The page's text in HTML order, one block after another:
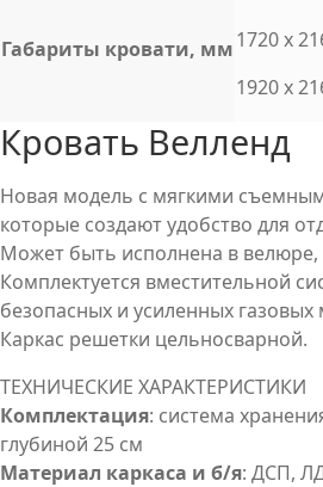
Габариты кровати, мм1720 x
1920 x
Кровать Велленд
Новая модель с мягкими
которые создают удобство для
Может быть исполнена в
Комплектуется вместительной
безопасных и усиленных
Каркас решетки цельносварной.
ТЕХНИЧЕСКИЕ ХАРАКТЕРИСТИКИ
Комплектация: система
глубиной 25 см
Материал каркаса и б/я: ДСП,